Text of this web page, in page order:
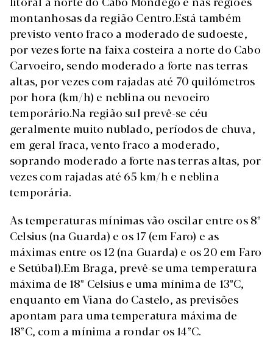
montanhosas da região Centro.Está também
previsto vento fraco a moderado de sudoeste,
por vezes forte na faixa costeira a norte do Cabo
Carvoeiro, sendo moderado a forte nas terras
altas, por vezes com rajadas até 70 quilómetros
por hora (km/h) e neblina ou nevoeiro
temporário.Na região sul prevê-se céu
geralmente muito nublado, períodos de chuva,
em geral fraca, vento fraco a moderado,
soprando moderado a forte nas terras altas, por
vezes com rajadas até 65 km/h e neblina
temporária.
As temperaturas mínimas vão oscilar entre os 8º
Celsius (na Guarda) e os 17 (em Faro) e as
máximas entre os 12 (na Guarda) e os 20 em Faro
e Setúbal).Em Braga, prevê-se uma temperatura
máxima de 18º Celsius e uma mínima de 13ºC,
enquanto em Viana do Castelo, as previsões
apontam para uma temperatura máxima de
18ºC, com a mínima a rondar os 14ºC.